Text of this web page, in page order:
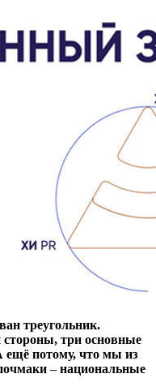
треугольник.
три основные
ещё потому, что мы из
– национальные